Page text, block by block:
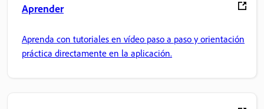
Aprender
Aprenda con tutoriales en vídeo paso a paso y orientación
práctica directamente en la aplicación.